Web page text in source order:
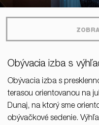
Obývacia izba s
Obývacia izba s
terasou orientovanou na
Dunaj, na ktorý sme
obývačkové sedenie.